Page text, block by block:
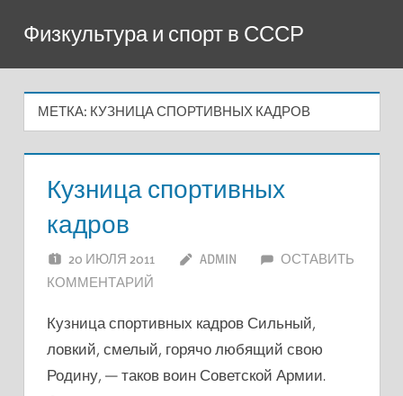
содержимому
Физкультура и спорт в СССР
МЕТКА: КУЗНИЦА СПОРТИВНЫХ КАДРОВ
Кузница спортивных
кадров
20 ИЮЛЯ 2011 ADMIN
ОСТАВИТЬ
КОММЕНТАРИЙ
Кузница спортивных кадров Сильный,
ловкий, смелый, горячо любящий свою
Родину, — таков воин Советской Армии.